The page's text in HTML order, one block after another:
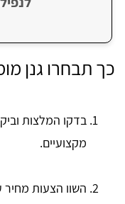
כך תבחרו גנן
בדקו המלצות
מקצועיים.
השוו הצעות מחיר